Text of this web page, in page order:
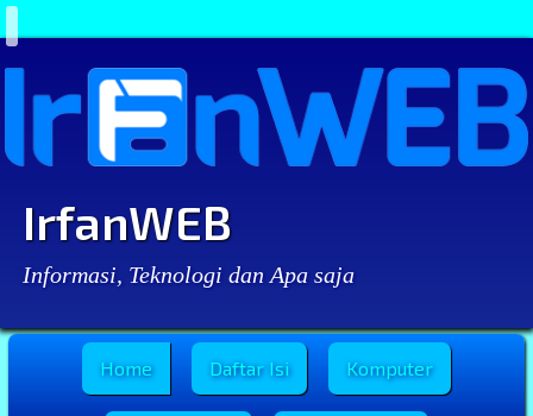
IrfanWEB
Informasi, Teknologi dan Apa saja
Menu Utama
Home Daftar Isi Komputer